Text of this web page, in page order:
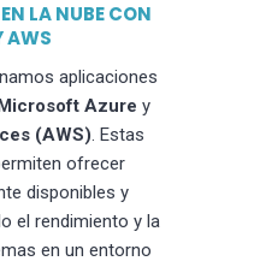
LA NUBE CON
AWS
aplicaciones
Azure y
(AWS). Estas
ofrecer
disponibles y
el rendimiento y la
en un entorno